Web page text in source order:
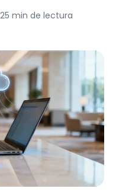
25 min de lectura